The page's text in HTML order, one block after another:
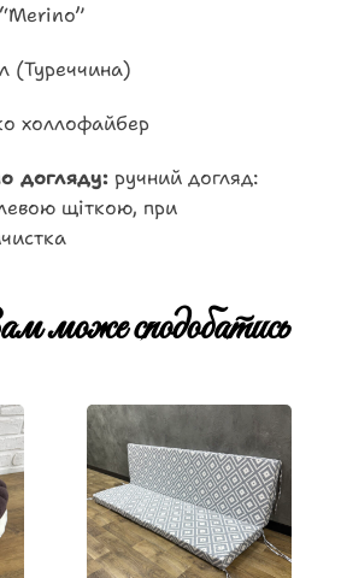
(Туреччина)
холлофайбер
догляду: ручний догляд:
щіткою, при
сподобатись